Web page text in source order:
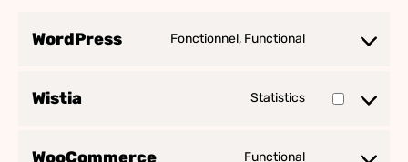
WordPress Fonctionnel, Functional
Consent
service
Wistia Statistics
Consent
WooCommerce Functional